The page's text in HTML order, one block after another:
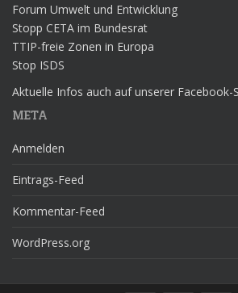
Forum Umwelt und Entwicklung
Stopp CETA im Bundesrat
TTIP-freie Zonen in Europa
Stop ISDS
Aktuelle Infos auch auf unserer Facebook-
META
Anmelden
Eintrags-Feed
Kommentar-Feed
WordPress.org